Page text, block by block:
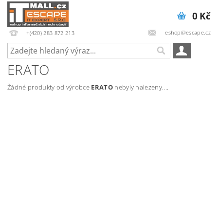
+(420) 283 872 213 eshop@escape.cz
0 Kč
ERATO
Žádné produkty od výrobce ERATOnebyly nalezeny....